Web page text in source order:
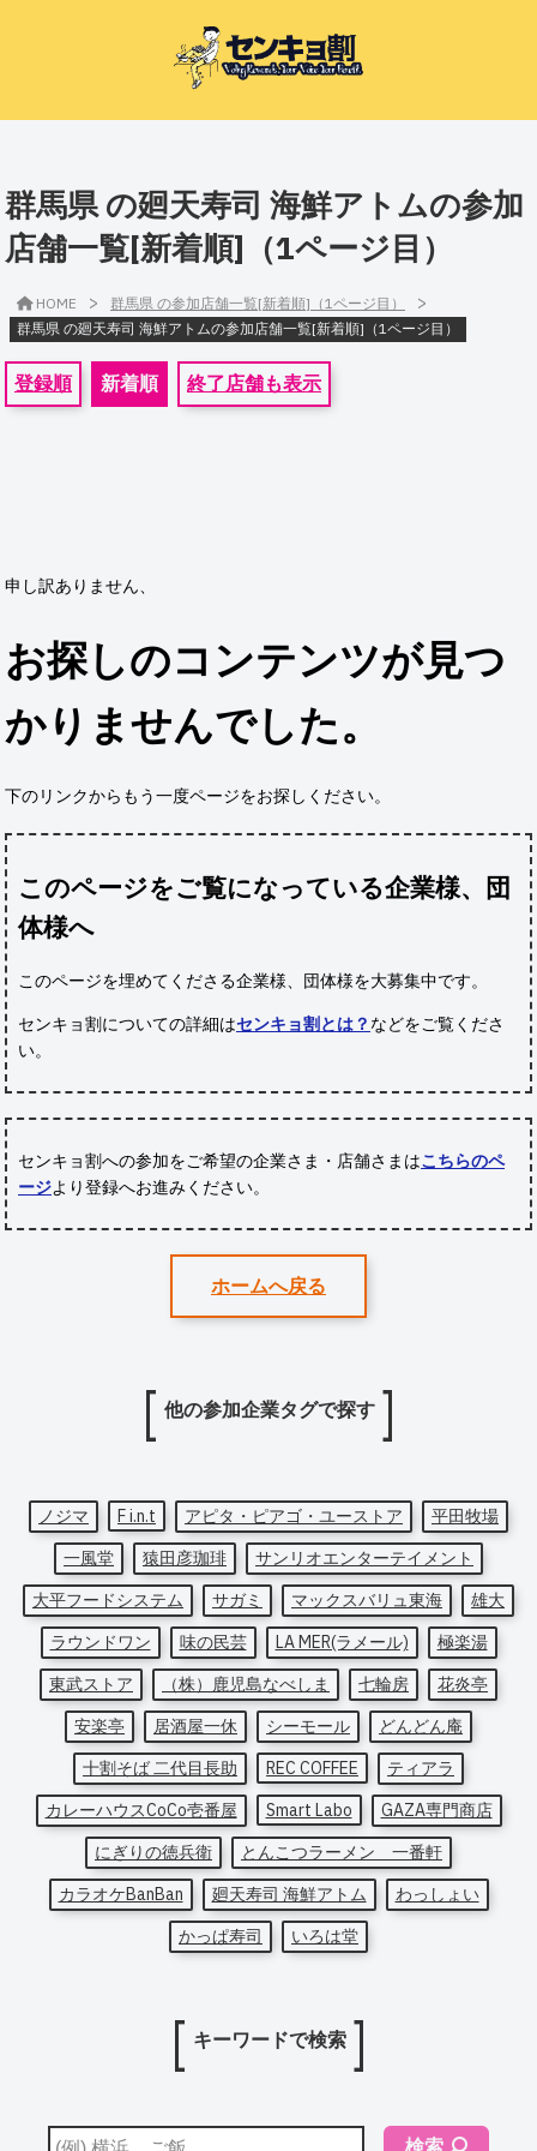
群馬県 の廻天寿司 海鮮アトムの参加
店舗一覧[新着順]（1ページ目）
HOME > 群馬県 の参加店舗一覧[新着順]（1ページ目） >
群馬県 の廻天寿司 海鮮アトムの参加店舗一覧[新着順]（1ページ目）
登録順 新着順 終了店舗も表示
申し訳ありません、
お探しのコンテンツが見つ
かりませんでした。
下のリンクからもう一度ページをお探しください。
このページをご覧になっている企業様、団
体様へ
このページを埋めてくださる企業様、団体様を大募集中です。
センキョ割についての詳細はセンキョ割とは？ などをご覧くださ
い。
センキョ割への参加をご希望の企業さま・店舗さまはこちらのペ
ージより登録へお進みください。
ホームへ戻る
他の参加企業タグで探す
ノジマ F i.n.t アピタ・ピアゴ・ユーストア
平田牧場
一風堂
猿田彦珈琲
サンリオエンターテイメント
大平フードシステム
サガミ マックスバリュ東海
雄大
ラウンドワン
味の民芸 LA MER(ラメール)
極楽湯
東武ストア
（株）鹿児島なべしま 七輪房
花炎亭
安楽亭
居酒屋一休 シーモール
どんどん庵
十割そば 二代目長助
REC COFFEE
ティアラ
カレーハウスCoCo壱番屋
Smart Labo
GAZA専門商店
にぎりの徳兵衛
とんこつラーメン 一番軒
カラオケBanBan
廻天寿司 海鮮アトム
わっしょい
かっぱ寿司
いろは堂
キーワードで検索